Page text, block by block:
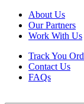
About Us
Our Partners
Work With Us
Track You
Contact Us
FAQs